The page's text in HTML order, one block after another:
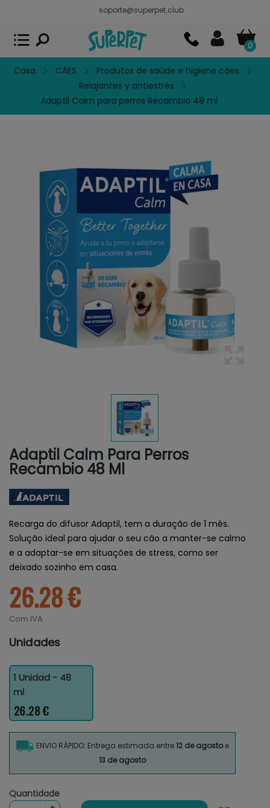
soporte@superpet.club
0
Casa CÃES
Produtos de saúde e higiene cães
Relajantes y antiestrés
Adaptil Calm para perros Recambio 48 ml
Adaptil Calm Para Perros
Recambio 48 Ml
Recarga do difusor Adaptil, tem a duração de 1 mês.
Solução ideal para ajudar o seu cão a manter-se calmo
e a adaptar-se em situações de stress, como ser
deixado sozinho em casa.
26.28 €
Com IVA
Unidades
1 Unidad - 48
ml
26.28 €
ENVIO RÁPIDO: Entrega estimada entre12 de agostoe
13 de agosto
Quantidade
Superpet, comida para mascotas
APP GRATIS - En Google Play